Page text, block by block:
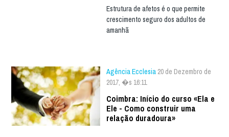
Estrutura de afetos é o que permite
crescimento seguro dos adultos de
amanhã
Agência Ecclesia 20 de Dezembro de
2017, �s 16:11
Coimbra: Início do curso «Ela e
Ele - Como construir uma
relação duradoura»